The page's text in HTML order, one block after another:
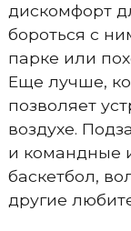
дискомфорт
бороться с
парке или
Еще лучше,
позволяет
воздухе.
и командные
баскетбол,
другие